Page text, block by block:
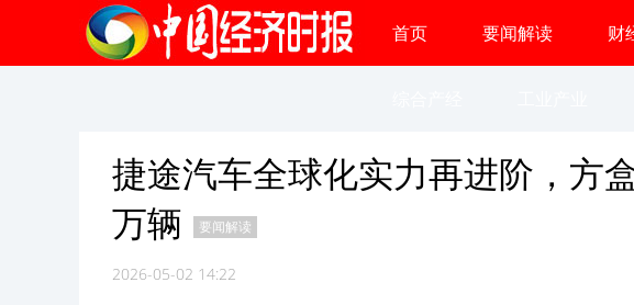
首页 要闻解读 财
捷途汽车全球化实力再进阶，方
万辆
要闻解读
2026-05-02 14:22